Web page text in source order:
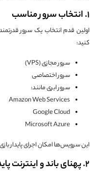
1. انتخاب سرور مناسب
اولین قدم انتخاب یک سرور
کنید:
سرور مجازی (VPS)
سرور اختصاصی
سرور ابری مانند:
Amazon Web Services
Google Cloud
Microsoft Azure
این سرویس‌ها امکان اجرای پایدار
2. پهنای باند و اینترنت پایدار